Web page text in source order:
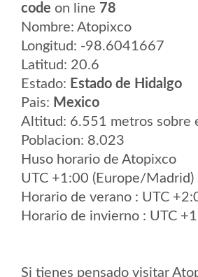
code on line 78
Nombre: Atopixco
Longitud: -98.6041667
Latitud: 20.6
Estado: Estado de Hidalgo
Pais: Mexico
Altitud: 6.551 metros sobre
Poblacion: 8.023
Huso horario de Atopixco
UTC +1:00 (Europe/Madrid)
Horario de verano : UTC
Horario de invierno : UTC
Si tienes pensado visitar